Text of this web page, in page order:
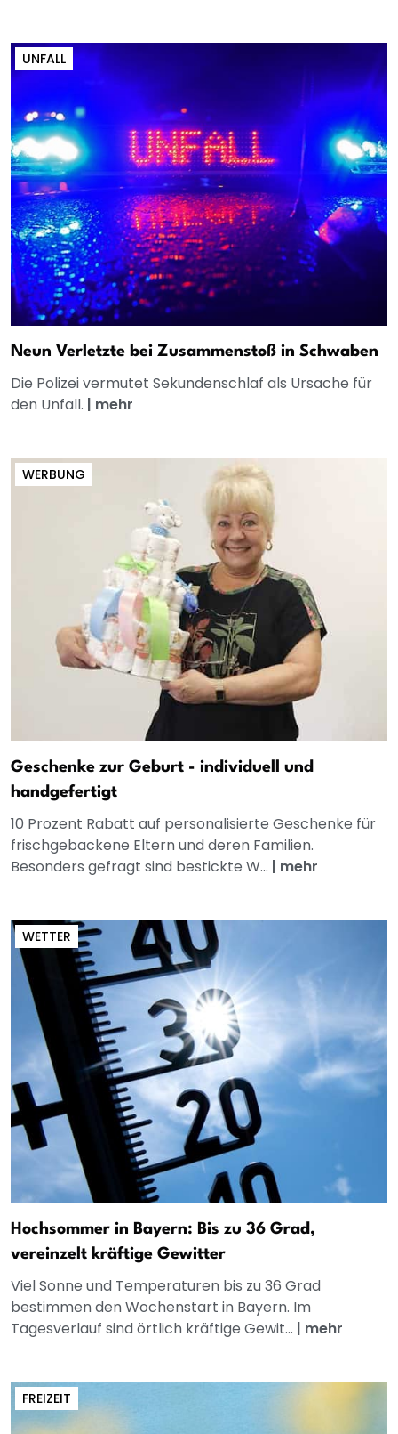
UNFALL
Neun Verletzte bei Zusammenstoß in Schwaben
Die Polizei vermutet Sekundenschlaf als Ursache für
den Unfall. | mehr
WERBUNG
Geschenke zur Geburt - individuell und
handgefertigt
10 Prozent Rabatt auf personalisierte Geschenke für
frischgebackene Eltern und deren Familien.
Besonders gefragt sind bestickte W... | mehr
WETTER
Hochsommer in Bayern: Bis zu 36 Grad,
vereinzelt kräftige Gewitter
Viel Sonne und Temperaturen bis zu 36 Grad
bestimmen den Wochenstart in Bayern. Im
Tagesverlauf sind örtlich kräftige Gewit... | mehr
FREIZEIT